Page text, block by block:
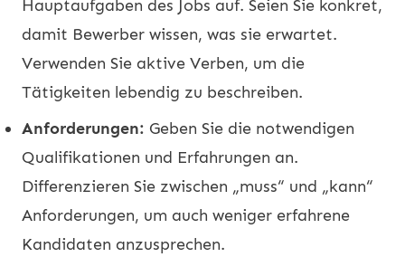
Hauptaufgaben des Jobs auf. Seien Sie konkret,
damit Bewerber wissen, was sie erwartet.
Verwenden Sie aktive Verben, um die
Tätigkeiten lebendig zu beschreiben.
Anforderungen: Geben Sie die notwendigen
Qualifikationen und Erfahrungen an.
Differenzieren Sie zwischen „muss“ und „kann“
Anforderungen, um auch weniger erfahrene
Kandidaten anzusprechen.